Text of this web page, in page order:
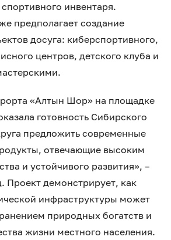
инвентаря.
предполагает создание
досуга: киберспортивного,
центров, детского клуба и
«Алтын Шор» на площадке
готовность Сибирского
предложить современные
отвечающие высоким
и устойчивого развития», –
Проект демонстрирует, как
инфраструктуры может
природных богатств и
жизни местного населения.